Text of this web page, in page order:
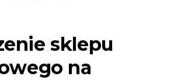
sklepu
na